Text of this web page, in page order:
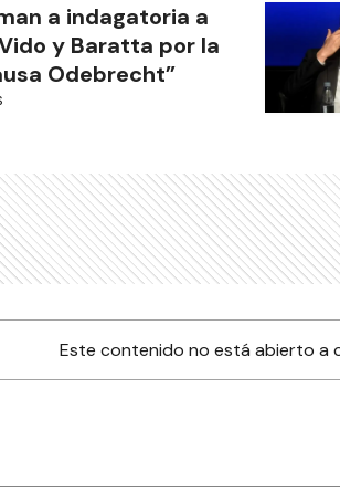
a indagatoria a
y Baratta por la
Odebrecht”
Este contenido no está abierto a